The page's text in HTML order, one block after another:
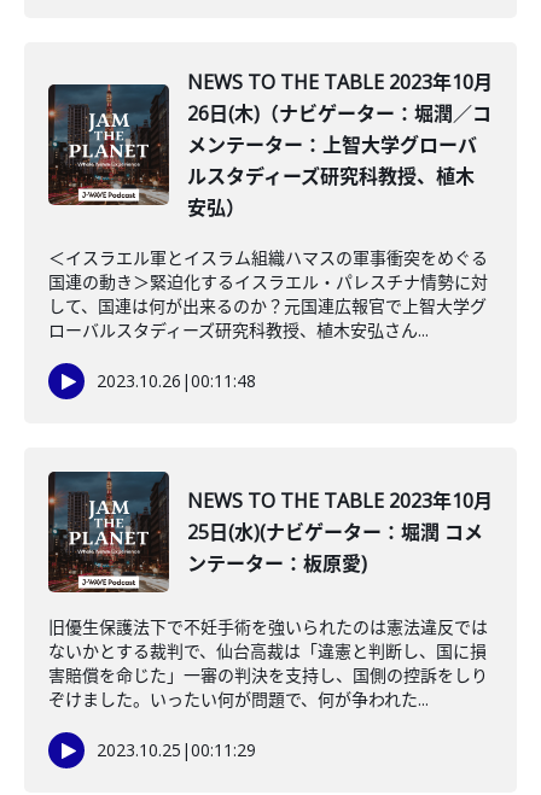
NEWS TO THE TABLE 2023年10月
26日(木)（ナビゲーター：堀潤／コ
メンテーター：上智大学グローバ
ルスタディーズ研究科教授、植木
安弘）
＜イスラエル軍とイスラム組織ハマスの軍事衝突をめぐる
国連の動き＞緊迫化するイスラエル・パレスチナ情勢に対
して、国連は何が出来るのか？元国連広報官で上智大学グ
ローバルスタディーズ研究科教授、植木安弘さん...
2023.10.26 |00:11:48
NEWS TO THE TABLE 2023年10月
25日(水)(ナビゲーター：堀潤 コメ
ンテーター：板原愛)
旧優生保護法下で不妊手術を強いられたのは憲法違反では
ないかとする裁判で、仙台高裁は「違憲と判断し、国に損
害賠償を命じた」一審の判決を支持し、国側の控訴をしり
ぞけました。いったい何が問題で、何が争われた...
2023.10.25 |00:11:29